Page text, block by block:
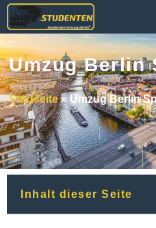
Umzug Berlin
Startseite»Umzug Berlin
Inhalt dieser Seite